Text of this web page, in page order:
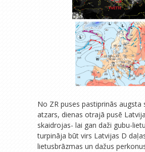
No ZR puses pastiprinās augsta
atzars, dienas otrajā pusē
skaidrojas- lai gan daži gubu-
turpināja būt virs Latvijas D
lietusbrāzmas un dažus